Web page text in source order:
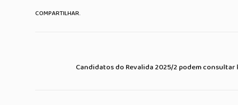
COMPARTILHAR.
Candidatos do Revalida 2025/2 podem